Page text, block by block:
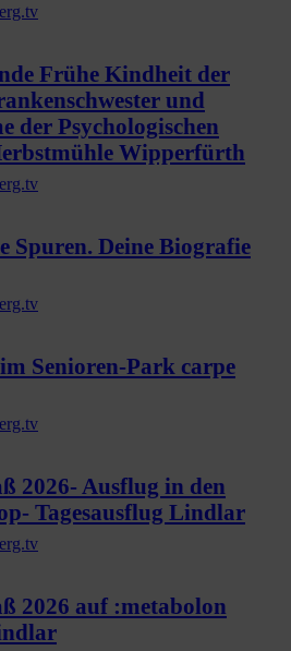
Frühe Kindheit der
und
der Psychologischen
Wipperfürth
Spuren. Deine Biografie
Senioren-Park carpe
2026- Ausflug in den
Tagesausflug Lindlar
2026 auf :metabolon